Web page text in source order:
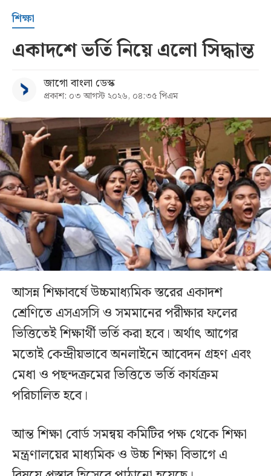
শিক্ষা
একাদশে ভর্তি নিয়ে এলো সিদ্ধান্ত
জাগো বাংলা ডেস্ক
প্রকাশ: ০৩ আগস্ট ২০২৬, ০৪:৩৫ পিএম
আসন্ন শিক্ষাবর্ষে উচ্চমাধ্যমিক স্তরের একাদশ
শ্রেণিতে এসএসসি ও সমমানের পরীক্ষার ফলের
ভিত্তিতেই শিক্ষার্থী ভর্তি করা হবে। অর্থাৎ আগের
মতোই কেন্দ্রীয়ভাবে অনলাইনে আবেদন গ্রহণ এবং
মেধা ও পছন্দক্রমের ভিত্তিতে ভর্তি কার্যক্রম
পরিচালিত হবে।
আন্ত শিক্ষা বোর্ড সমন্বয় কমিটির পক্ষ থেকে শিক্ষা
মন্ত্রণালয়ের মাধ্যমিক ও উচ্চ শিক্ষা বিভাগে এ